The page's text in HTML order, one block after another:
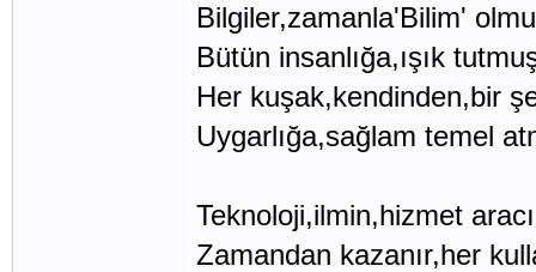
Bilgiler,zamanla'Bilim'
Bütün insanlığa,ışık
Her kuşak,kendinden,bir
Uygarlığa,sağlam temel
Teknoloji,ilmin,hizmet
Zamandan kazanır,her